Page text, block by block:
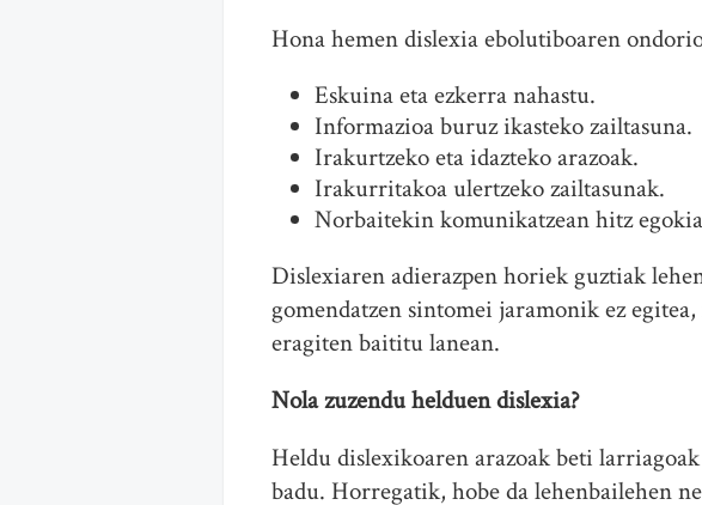
Hona hemen dislexia ebolutiboaren
Eskuina eta ezkerra nahastu.
Informazioa buruz ikasteko zailtasuna.
Irakurtzeko eta idazteko arazoak.
Irakurritakoa ulertzeko zailtasunak.
Norbaitekin komunikatzean hitz
Dislexiaren adierazpen horiek guztiak
gomendatzen sintomei jaramonik ez
eragiten baititu lanean.
Nola zuzendu helduen dislexia?
Heldu dislexikoaren arazoak beti
badu. Horregatik, hobe da lehenbailehen